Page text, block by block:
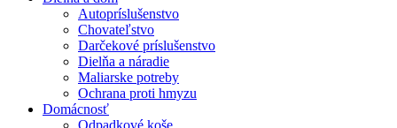
Autopríslušenstvo
Chovateľstvo
Darčekové príslušenstvo
Dielňa a náradie
Maliarske potreby
Ochrana proti hmyzu
Domácnosť
Odpadkové koše